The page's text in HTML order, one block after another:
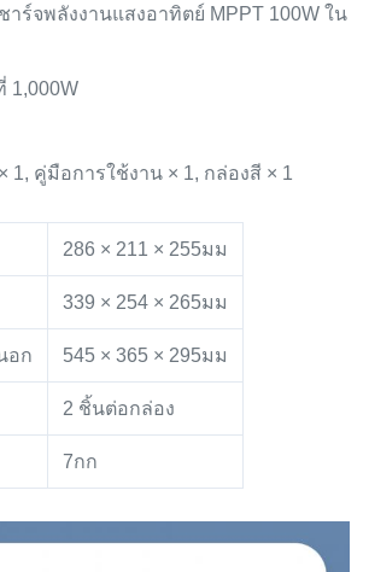
ร์จพลังงานแสงอาทิตย์ MPPT 100W ใน
1,000W
1, คู่มือการใช้งาน × 1, กล่องสี × 1
286 × 211 × 255มม
339 × 254 × 265มม
อก 545 × 365 × 295มม
2 ชิ้นต่อกล่อง
7กก